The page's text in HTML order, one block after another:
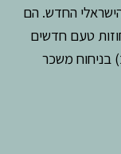
החדש. הם
טעם חדשים
בניחוח משכר